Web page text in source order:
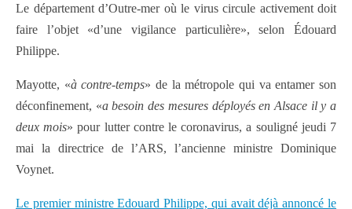
Le département d’Outre-mer où le virus circule activement doit
faire l’objet «d’une vigilance particulière», selon Édouard
Philippe.
Mayotte, «à contre-temps» de la métropole qui va entamer son
déconfinement, «a besoin des mesures déployés en Alsace il y a
deux mois» pour lutter contre le coronavirus, a souligné jeudi 7
mai la directrice de l’ARS, l’ancienne ministre Dominique
Voynet.
Le premier ministre Edouard Philippe, qui avait déjà annoncé le